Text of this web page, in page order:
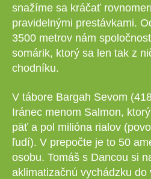
snažíme sa kráčať
pravidelnými prestávkami.
3500 metrov nám
somárik, ktorý sa len tak z
chodníku.
V tábore Bargah Sevom
Iránec menom Salmon,
päť a pol milióna rialov
ľudí). V prepočte je to 50
osobu. Tomáš s Dancou si
aklimatizačnú vychádzku do